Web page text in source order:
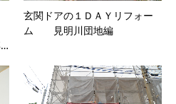
…
玄関ドアの１ＤＡＹリフォー
ム 見明川団地編